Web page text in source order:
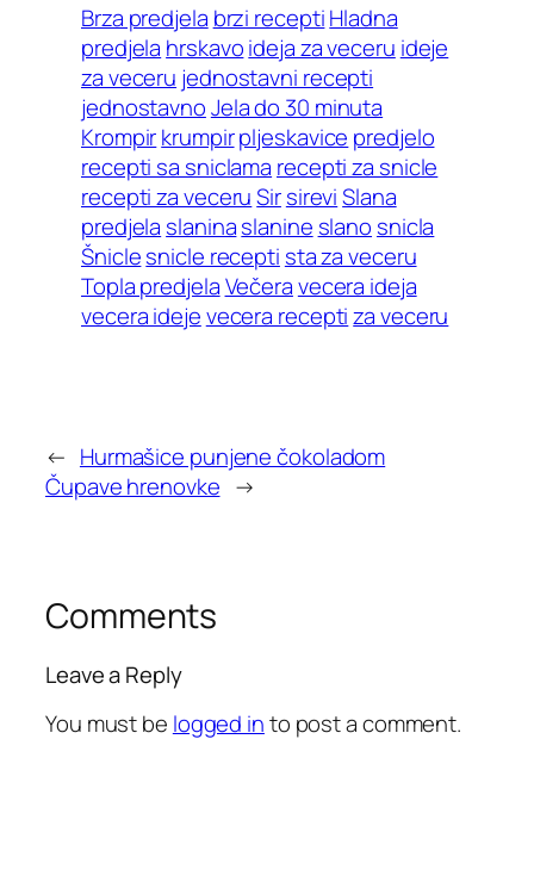
Brza predjela brzi receptiHladna
predjela hrskavoideja za veceru ideje
za veceru jednostavni recepti
jednostavnoJela do 30 minuta
Krompirkrumpirpljeskavice predjelo
recepti sa sniclama recepti za snicle
recepti za veceru SirsireviSlana
predjela slaninaslanine slano snicla
Šniclesnicle recepti sta za veceru
Topla predjelaVečeravecera ideja
vecera idejevecera recepti za veceru
← Hurmašice punjene čokoladom
Čupave hrenovke →
Comments
Leave a Reply
You must be logged into post a comment.